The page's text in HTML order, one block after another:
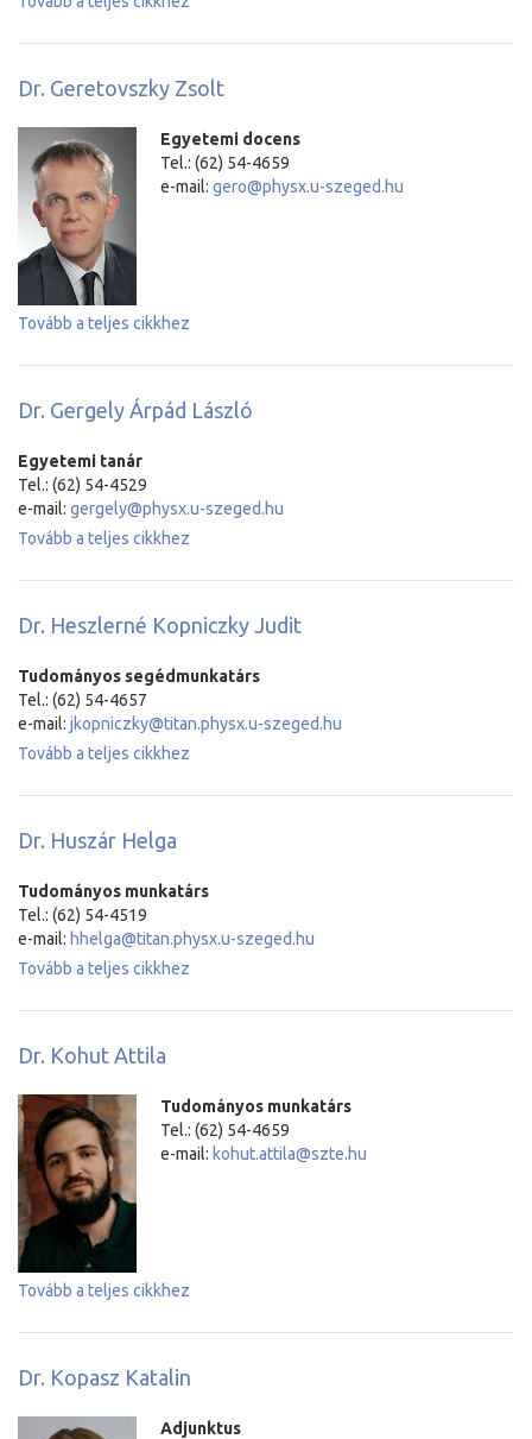
Dr. Geretovszky Zsolt
Egyetemi docens
Tel.: (62) 54-4659
e-mail: gero@physx.u-szeged.hu
Tovább a teljes cikkhez
Dr. Gergely Árpád László
Egyetemi tanár
Tel.: (62) 54-4529
e-mail: gergely@physx.u-szeged.hu
Tovább a teljes cikkhez
Dr. Heszlerné Kopniczky Judit
Tudományos segédmunkatárs
Tel.: (62) 54-4657
e-mail: jkopniczky@titan.physx.u-szeged.hu
Tovább a teljes cikkhez
Dr. Huszár Helga
Tudományos munkatárs
Tel.: (62) 54-4519
e-mail: hhelga@titan.physx.u-szeged.hu
Tovább a teljes cikkhez
Dr. Kohut Attila
Tudományos munkatárs
Tel.: (62) 54-4659
e-mail: kohut.attila@szte.hu
Tovább a teljes cikkhez
Dr. Kopasz Katalin
Adjunktus